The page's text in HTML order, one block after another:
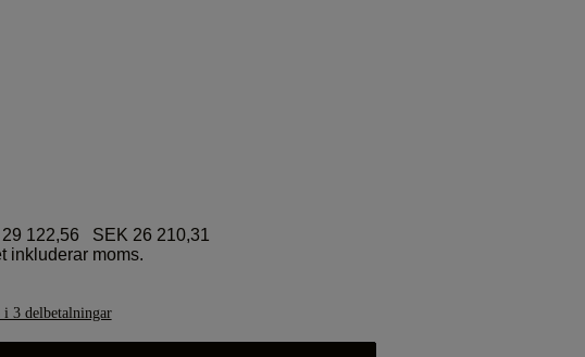
122,56
SEK 26 210,31
inkluderar moms.
i 3 delbetalningar